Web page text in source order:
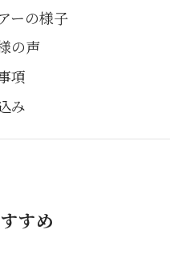
ーの様子
の声
項
み
すめ